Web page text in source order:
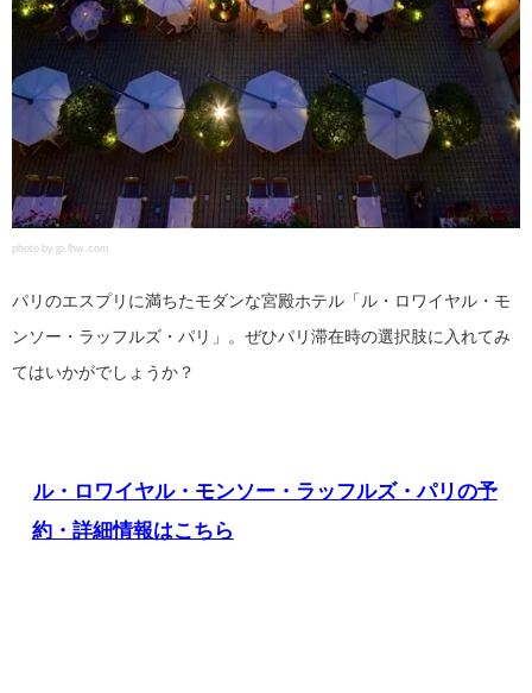
photo by jp.lhw.com
パリのエスプリに満ちたモダンな宮殿ホテル「ル・ロワイヤル・モ
ンソー・ラッフルズ・パリ」。ぜひパリ滞在時の選択肢に入れてみ
てはいかがでしょうか？
ル・ロワイヤル・モンソー・ラッフルズ・パリの予
約・詳細情報はこちら